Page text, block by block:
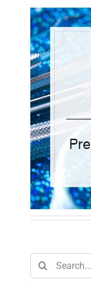
Search
for: